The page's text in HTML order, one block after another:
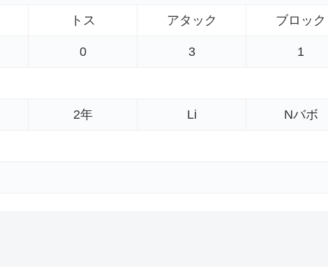
トス アタック ブロック
0 3 1
2年 Li Nバボ